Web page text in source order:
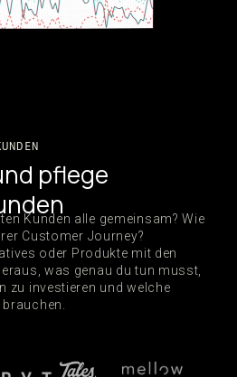
pflege
Kunden alle gemeinsam? Wie
Customer Journey?
oder Produkte mit den
was genau du tun musst,
zu investieren und welche